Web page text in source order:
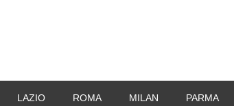
LAZIO ROMA MILAN PARMA